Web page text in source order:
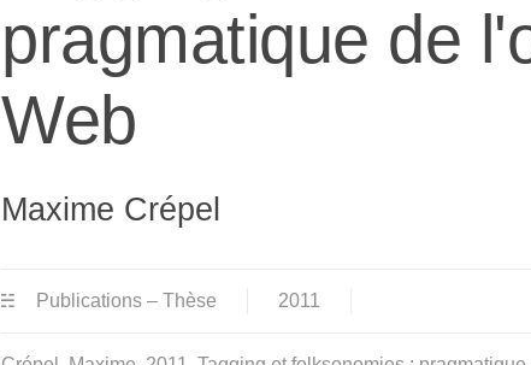
pragmatique de
Web
Maxime Crépel
Publications – Thèse 2011